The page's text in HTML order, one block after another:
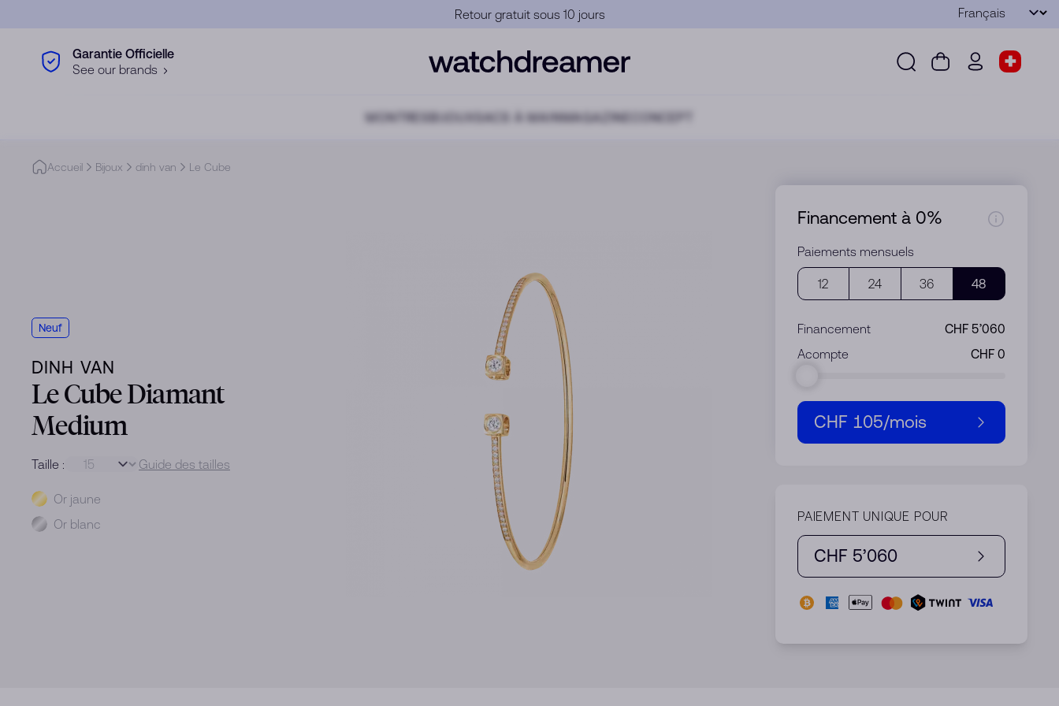
Garantie Officielle Langue
Envoyer
Garantie Officielle
See our brands
MONTRES SACS À MAINMAGAZINE
CONCEPT
Accueil Bijoux dinh van Le Cube
Neuf
DINH VAN
Le Cube Diamant
Medium
Taille : Guide des tailles
MétalOr jaune
Or blanc
Financement à 0%
Paiements mensuels
12 24 36 48
Financement
CHF 5’060
Acompte
CHF 105/mois
PAIEMENT UNIQUE POUR
CHF 5’060